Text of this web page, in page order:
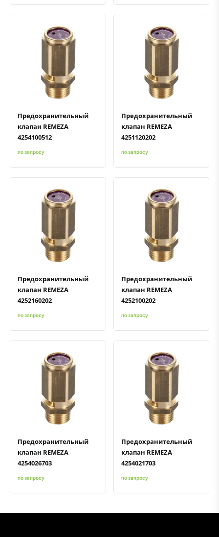
Быстрый просмотрДобавить к сравнению
Предохранительный
клапан REMEZA
4254100512
по запросу
Быстрый просмотрДобавить к сравнению
Добавить в избранное
Предохранительный
клапан REMEZA
4251120202
по запросу
Быстрый просмотрДобавить к сравнению
Предохранительный
клапан REMEZA
4252160202
по запросу
Быстрый просмотрДобавить к сравнению
Предохранительный
клапан REMEZA
4252100202
по запросу
Быстрый просмотрДобавить к сравнению
Предохранительный
клапан REMEZA
4254026703
по запросу
Быстрый просмотрДобавить к сравнению
Добавить в избранное
Предохранительный
клапан REMEZA
4254021703
по запросу